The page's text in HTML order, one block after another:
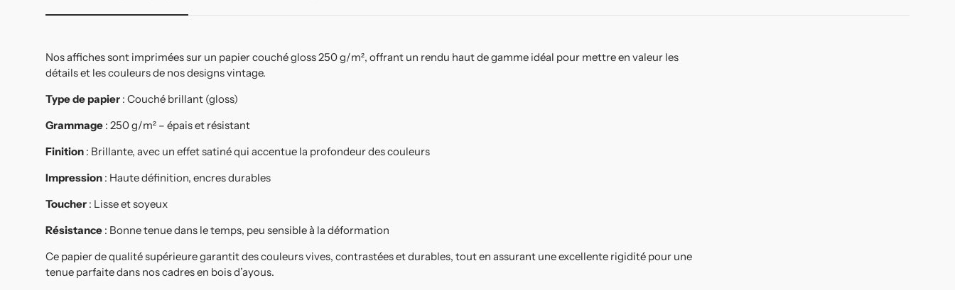
Nos affiches sont imprimées sur un papier couché gloss 250 g/m², offrant un rendu haut de gamme idéal pour mettre en valeur les
détails et les couleurs de nos designs vintage.
Type de papier : Couché brillant (gloss)
Grammage : 250 g/m² – épais et résistant
Finition : Brillante, avec un effet satiné qui accentue la profondeur des couleurs
Impression : Haute définition, encres durables
Toucher : Lisse et soyeux
Résistance : Bonne tenue dans le temps, peu sensible à la déformation
Ce papier de qualité supérieure garantit des couleurs vives, contrastées et durables, tout en assurant une excellente rigidité pour une
tenue parfaite dans nos cadres en bois d’ayous.